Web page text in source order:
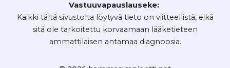
Vastuuvapauslauseke:
Kaikki tältä sivustolta löytyvä tieto on viitteellistä, eikä
sitä ole tarkoitettu korvaamaan lääketieteen
ammattilaisen antamaa diagnoosia.